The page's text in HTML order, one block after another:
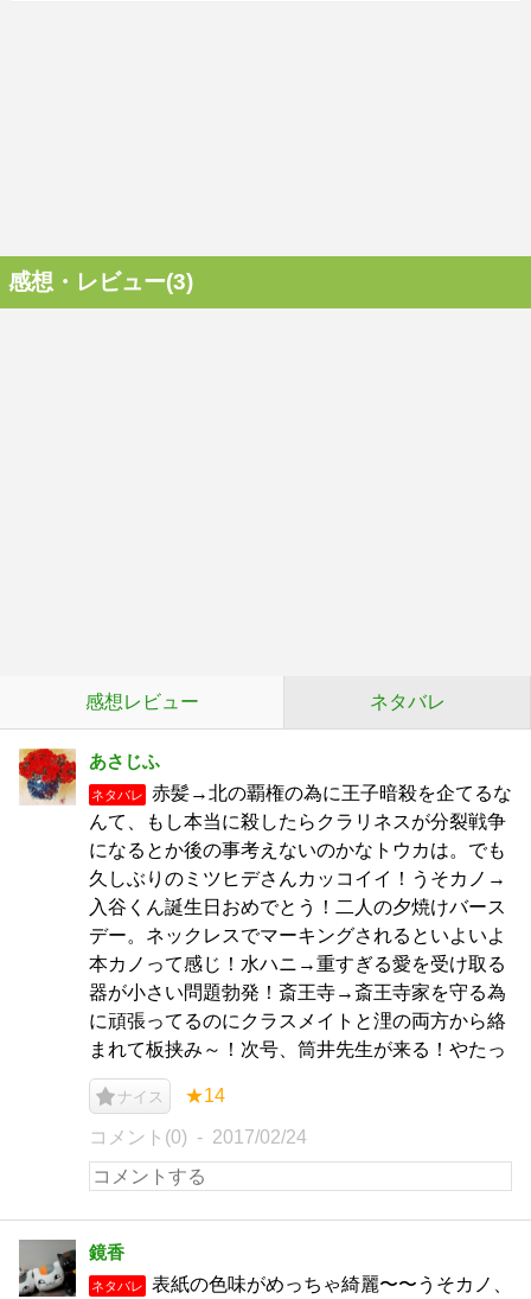
感想・レビュー(3)
感想レビュー ネタバレ
あさじふ
ネタバレ
赤髪→北の覇権の為に王子暗殺を企てるな
んて、もし本当に殺したらクラリネスが分裂戦争
になるとか後の事考えないのかなトウカは。でも
久しぶりのミツヒデさんカッコイイ！うそカノ→
入谷くん誕生日おめでとう！二人の夕焼けバース
デー。ネックレスでマーキングされるといよいよ
本カノって感じ！水ハニ→重すぎる愛を受け取る
器が小さい問題勃発！斎王寺→斎王寺家を守る為
に頑張ってるのにクラスメイトと浬の両方から絡
まれて板挟み～！次号、筒井先生が来る！やたっ
ナイス ★14
コメント(0) 2017/02/24
鏡香
ネタバレ
表紙の色味がめっちゃ綺麗〜〜うそカノ、